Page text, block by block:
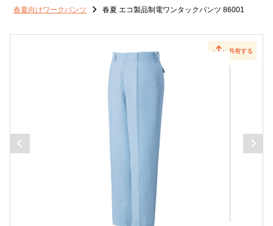
春夏向けワークパンツ
春夏 エコ製品制電ワンタックパンツ 86001
共有する